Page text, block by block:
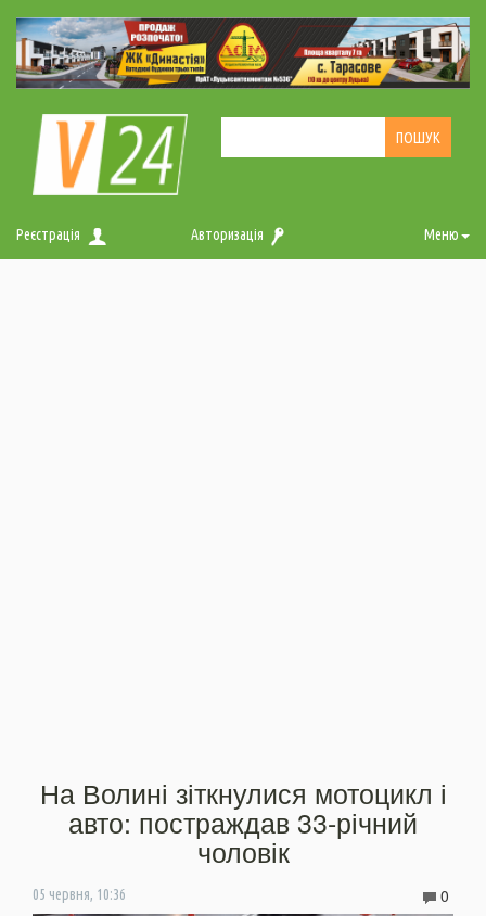
Реєстрація Авторизація Меню
На Волині зіткнулися мотоцикл і
авто: постраждав 33-річний
чоловік
05 червня, 10:36 0